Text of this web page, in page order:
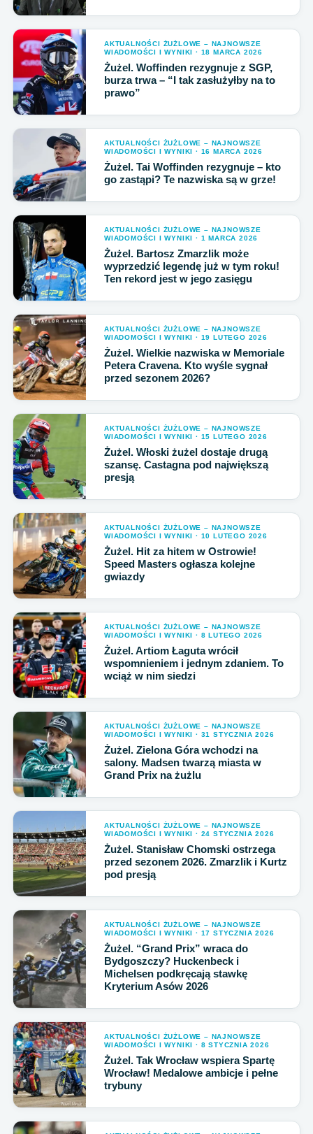
AKTUALNOŚCI ŻUŻLOWE – NAJNOWSZE
WIADOMOŚCI I WYNIKI · 18 MARCA 2026
Żużel. Woffinden rezygnuje z SGP,
burza trwa – “I tak zasłużyłby na to
prawo”
AKTUALNOŚCI ŻUŻLOWE – NAJNOWSZE
WIADOMOŚCI I WYNIKI · 16 MARCA 2026
Żużel. Tai Woffinden rezygnuje – kto
go zastąpi? Te nazwiska są w grze!
AKTUALNOŚCI ŻUŻLOWE – NAJNOWSZE
WIADOMOŚCI I WYNIKI · 1 MARCA 2026
Żużel. Bartosz Zmarzlik może
wyprzedzić legendę już w tym roku!
Ten rekord jest w jego zasięgu
AKTUALNOŚCI ŻUŻLOWE – NAJNOWSZE
WIADOMOŚCI I WYNIKI · 19 LUTEGO 2026
Żużel. Wielkie nazwiska w Memoriale
Petera Cravena. Kto wyśle sygnał
przed sezonem 2026?
AKTUALNOŚCI ŻUŻLOWE – NAJNOWSZE
WIADOMOŚCI I WYNIKI · 15 LUTEGO 2026
Żużel. Włoski żużel dostaje drugą
szansę. Castagna pod największą
presją
AKTUALNOŚCI ŻUŻLOWE – NAJNOWSZE
WIADOMOŚCI I WYNIKI · 10 LUTEGO 2026
Żużel. Hit za hitem w Ostrowie!
Speed Masters ogłasza kolejne
gwiazdy
AKTUALNOŚCI ŻUŻLOWE – NAJNOWSZE
WIADOMOŚCI I WYNIKI · 8 LUTEGO 2026
Żużel. Artiom Łaguta wrócił
wspomnieniem i jednym zdaniem. To
wciąż w nim siedzi
AKTUALNOŚCI ŻUŻLOWE – NAJNOWSZE
WIADOMOŚCI I WYNIKI · 31 STYCZNIA 2026
Żużel. Zielona Góra wchodzi na
salony. Madsen twarzą miasta w
Grand Prix na żużlu
AKTUALNOŚCI ŻUŻLOWE – NAJNOWSZE
WIADOMOŚCI I WYNIKI · 24 STYCZNIA 2026
Żużel. Stanisław Chomski ostrzega
przed sezonem 2026. Zmarzlik i Kurtz
pod presją
AKTUALNOŚCI ŻUŻLOWE – NAJNOWSZE
WIADOMOŚCI I WYNIKI · 17 STYCZNIA 2026
Żużel. “Grand Prix” wraca do
Bydgoszczy? Huckenbeck i
Michelsen podkręcają stawkę
Kryterium Asów 2026
AKTUALNOŚCI ŻUŻLOWE – NAJNOWSZE
WIADOMOŚCI I WYNIKI · 8 STYCZNIA 2026
Żużel. Tak Wrocław wspiera Spartę
Wrocław! Medalowe ambicje i pełne
trybuny